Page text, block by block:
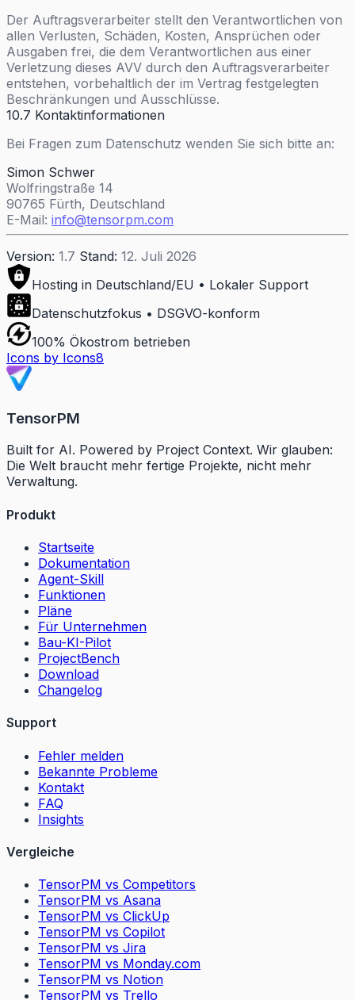
Der Auftragsverarbeiter stellt den Verantwortlichen von
allen Verlusten, Schäden, Kosten, Ansprüchen oder
Ausgaben frei, die dem Verantwortlichen aus einer
Verletzung dieses AVV durch den Auftragsverarbeiter
entstehen, vorbehaltlich der im Vertrag festgelegten
Beschränkungen und Ausschlüsse.
10.7 Kontaktinformationen
Bei Fragen zum Datenschutz wenden Sie sich bitte an:
Simon Schwer
Wolfringstraße 14
90765 Fürth, Deutschland
E-Mail: info@tensorpm.com
Version: 1.7 Stand: 12. Juli 2026
Hosting in Deutschland/EU • Lokaler Support
Datenschutzfokus • DSGVO-konform
100% Ökostrom betrieben
Icons by Icons8
TensorPM
Built for AI. Powered by Project Context. Wir glauben:
Die Welt braucht mehr fertige Projekte, nicht mehr
Verwaltung.
Produkt
Startseite
Dokumentation
Agent-Skill
Funktionen
Pläne
Für Unternehmen
Bau-KI-Pilot
ProjectBench
Download
Changelog
Support
Fehler melden
Bekannte Probleme
Kontakt
FAQ
Insights
Vergleiche
TensorPM vs Competitors
TensorPM vs Asana
TensorPM vs ClickUp
TensorPM vs Copilot
TensorPM vs Jira
TensorPM vs Monday.com
TensorPM vs Notion
TensorPM vs Trello